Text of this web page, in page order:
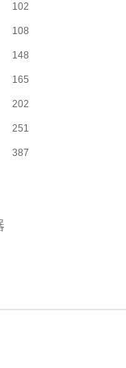
102
108
148
165
202
251
387